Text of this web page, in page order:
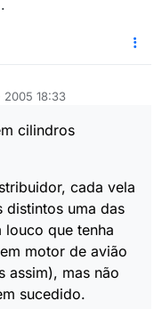
18:33
cilindros
cada vela
distintos uma das
que tenha
motor de avião
assim), mas não
sucedido.